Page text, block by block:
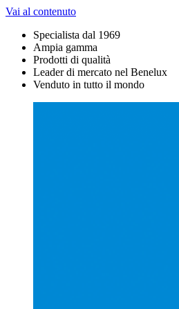
Vai al contenuto
Specialista dal 1969
Ampia gamma
Prodotti di qualità
Leader di mercato nel Benelux
Venduto in tutto il mondo